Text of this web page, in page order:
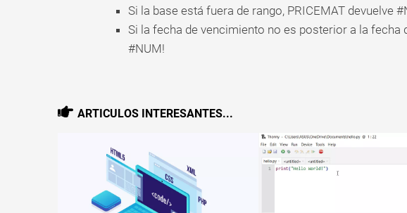
Si la base está fuera de rango, PRICEMAT devuelve
Si la fecha de vencimiento no es posterior a la fecha
#NUM!
ARTICULOS INTERESANTES...